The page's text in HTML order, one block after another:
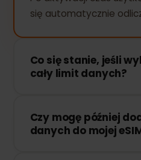
się automatycznie
Co się stanie, jeśli
cały limit danych?
połączenie zostanie
łatwo doładować swoją
Czy mogę później
danych do mojej